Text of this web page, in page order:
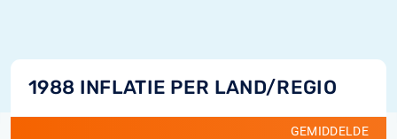
1988 INFLATIE PER LAND/REGIO
GEMIDDELDE